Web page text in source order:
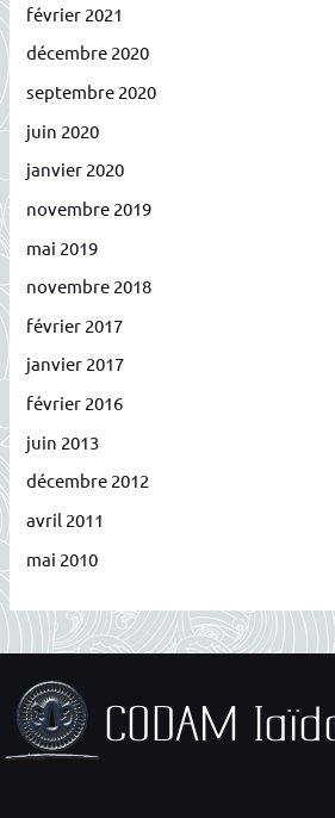
février 2021
décembre 2020
septembre 2020
juin 2020
janvier 2020
novembre 2019
mai 2019
novembre 2018
février 2017
janvier 2017
février 2016
juin 2013
décembre 2012
avril 2011
mai 2010